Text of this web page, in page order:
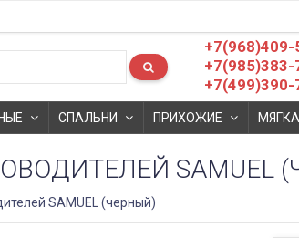
+7(968)409-
+7(985)383-
+7(499)390-
СПАЛЬНИ ПРИХОЖИЕ
SAMUEL
SAMUEL (черный)